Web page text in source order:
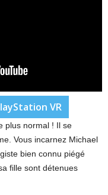
VR
plus normal ! Il se
Vous incarnez Michael
bien connu piégé
fille sont détenues